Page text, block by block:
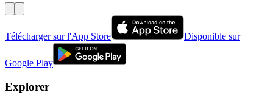
Télécharger sur l'App Store Disponible sur
Google Play
Explorer